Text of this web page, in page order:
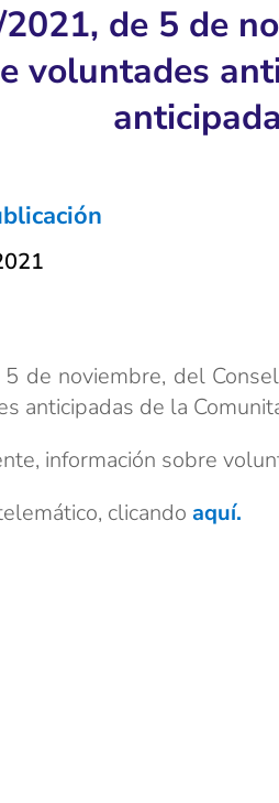
2021, de 5 de
voluntades
de noviembre, del
anticipadas de la
información sobre
clicando aquí.